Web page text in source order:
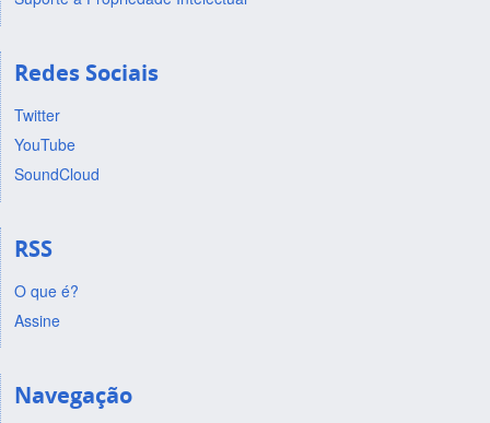
Redes Sociais
Twitter
YouTube
SoundCloud
RSS
O que é?
Assine
Navegação